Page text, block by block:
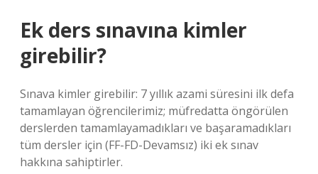
Ek ders sınavına kimler
girebilir?
Sınava kimler girebilir: 7 yıllık azami süresini ilk defa
tamamlayan öğrencilerimiz; müfredatta öngörülen
derslerden tamamlayamadıkları ve başaramadıkları
tüm dersler için (FF-FD-Devamsız) iki ek sınav
hakkına sahiptirler.